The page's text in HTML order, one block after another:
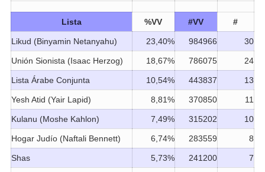
Lista %VV #VV #
Likud (Binyamin Netanyahu) 23,40% 984966 30
Unión Sionista (Isaac Herzog) 18,67% 786075 24
Lista Árabe Conjunta 10,54% 443837 13
Yesh Atid (Yair Lapid) 8,81% 370850 11
Kulanu (Moshe Kahlon) 7,49% 315202 10
Hogar Judío (Naftali Bennett) 6,74% 283559 8
Shas 5,73% 241200 7